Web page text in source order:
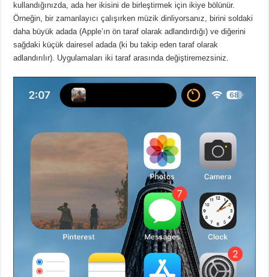
kullandığınızda, ada her ikisini de birleştirmek için ikiye bölünür.
Örneğin, bir zamanlayıcı çalışırken müzik dinliyorsanız, birini soldaki
daha büyük adada (Apple’ın ön taraf olarak adlandırdığı) ve diğerini
sağdaki küçük dairesel adada (ki bu takip eden taraf olarak
adlandırılır). Uygulamaları iki taraf arasında değiştiremezsiniz.